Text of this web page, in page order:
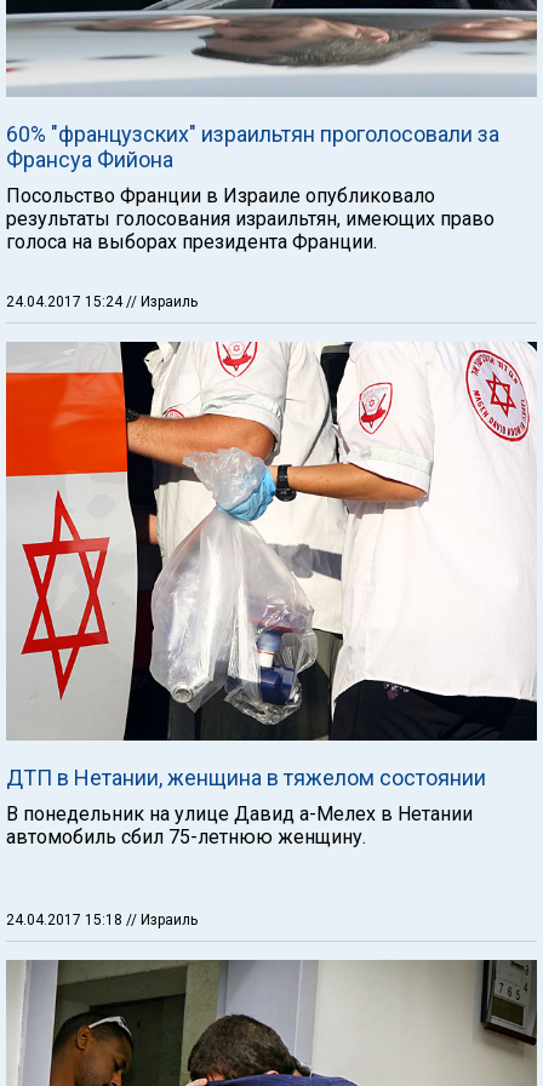
60% "французских" израильтян проголосовали за
Франсуа Фийона
Посольство Франции в Израиле опубликовало
результаты голосования израильтян, имеющих право
голоса на выборах президента Франции.
24.04.2017 15:24// Израиль
ДТП в Нетании, женщина в тяжелом состоянии
В понедельник на улице Давид а-Мелех в Нетании
автомобиль сбил 75-летнюю женщину.
24.04.2017 15:18 // Израиль